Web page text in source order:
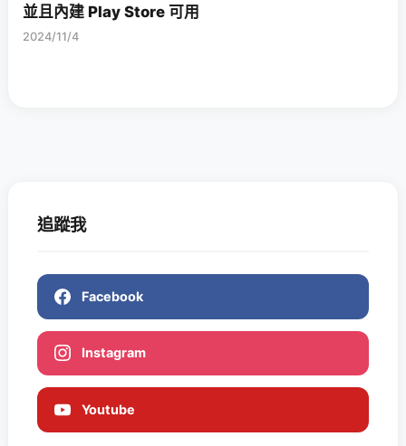
並且內建 Play Store 可用
2024/11/4
追蹤我
Facebook
Instagram
Youtube